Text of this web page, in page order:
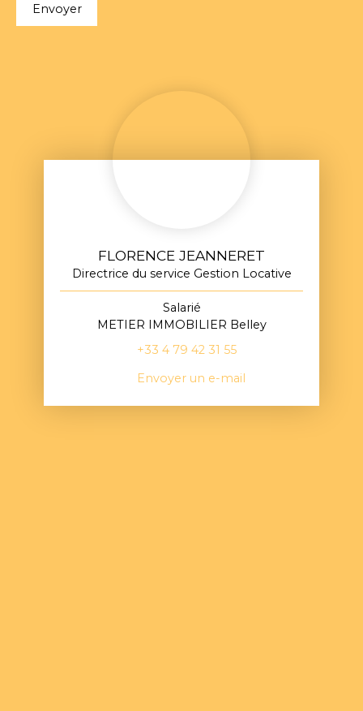
Envoyer
FLORENCE JEANNERET
Directrice du service Gestion Locative
Salarié
METIER IMMOBILIER Belley
+33 4 79 42 31 55
Envoyer un e-mail